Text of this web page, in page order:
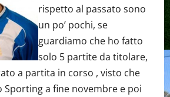
rispetto al passato sono
un po’ pochi, se
guardiamo che ho fatto
solo 5 partite da titolare,
a partita in corso , visto che
a fine novembre e poi